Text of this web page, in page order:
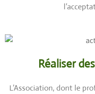
Réaliser
L’Association, dont le